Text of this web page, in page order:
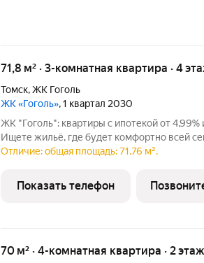
71,8 м² · 3-комнатная квартира · 4
Томск,ЖК Гоголь
ЖК «Гоголь», 1 квартал 2030
ЖК "Гоголь": квартиры с ипотекой от 4,99%
Ищете жильё, где будет комфортно всей
Томске продуманный комплекс с акцентом на безопасность и
пешком, вы пьёте
Отличие: общая площадь: 71.76 м².
Показать телефон
70 м² · 4-комнатная квартира · 2